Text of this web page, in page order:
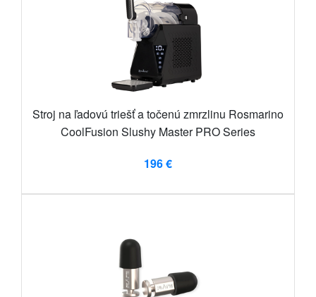
Stroj na ľadovú triešť a točenú zmrzlinu Rosmarino
CoolFusion Slushy Master PRO Series
196 €